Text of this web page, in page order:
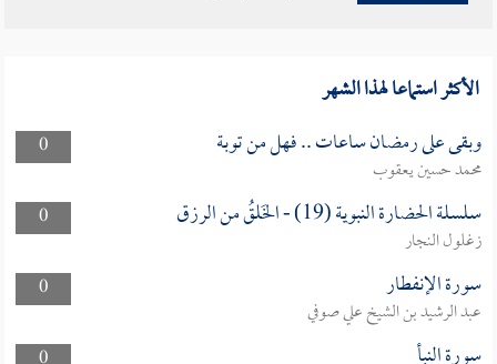
الأكثر استماعا لهذا الشهر
0 وبقى على رمضان ساعات .. فهل من توبة
محمد حسين يعقوب
0
سلسلة الحضارة النبوية (19) - الخَلقُ من الرزق
زغلول النجار
0
سورة الإنفطار
عبد الرشيد بن الشيخ علي صوفي